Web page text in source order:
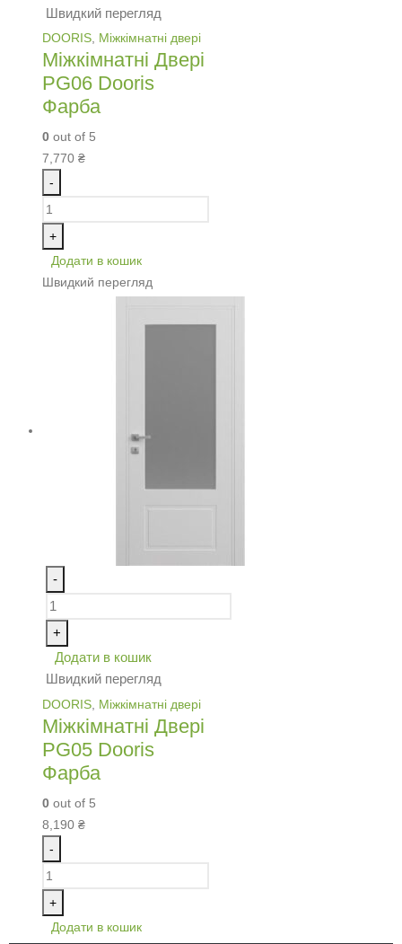
Швидкий перегляд
DOORIS, Міжкімнатні двері
Міжкімнатні Двері
PG06 Dooris
Фарба
0 out of 5
7,770 ₴
-
+
Додати в кошик
Швидкий перегляд
-
+
Додати в кошик
Швидкий перегляд
DOORIS Міжкімнатні двері
Міжкімнатні Двері
PG05 Dooris
Фарба
0 out of 5
8,190 ₴
-
+
Додати в кошик